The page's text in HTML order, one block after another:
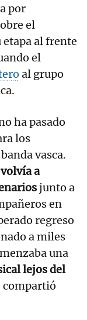
por
el
al frente
el
al grupo
ha pasado
los
vasca.
a
junto a
en
regreso
a miles
una
lejos del
compartió